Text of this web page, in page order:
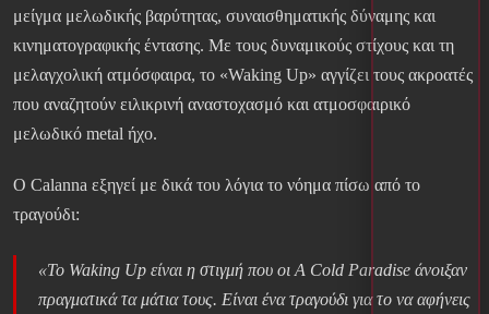
μείγμα μελωδικής βαρύτητας, συναισθηματικής δύναμης και
κινηματογραφικής έντασης. Με τους δυναμικούς στίχους και τη
μελαγχολική ατμόσφαιρα, το «Waking Up» αγγίζει τους ακροατές
που αναζητούν ειλικρινή αναστοχασμό και ατμοσφαιρικό
μελωδικό metal ήχο.
Ο Calanna εξηγεί με δικά του λόγια το νόημα πίσω από το
τραγούδι:
«Το Waking Up είναι η στιγμή που οι A Cold Paradise άνοιξαν
πραγματικά τα μάτια τους. Είναι ένα τραγούδι για το να αφήνεις